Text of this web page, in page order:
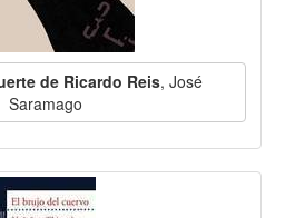
de Ricardo Reis, José
Saramago